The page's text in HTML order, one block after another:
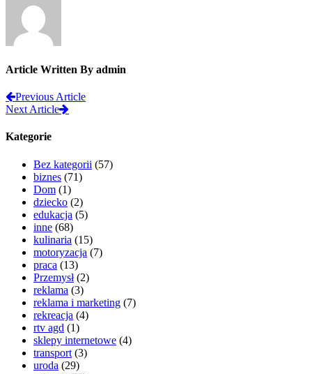
Article Written By admin
Previous Article
Next Article
Kategorie
Bez kategorii (57)
biznes (71)
Dom (1)
dziecko (2)
edukacja (5)
inne (68)
kulinaria (15)
motoryzacja (7)
praca (13)
Przemysł(2)
reklama (3)
reklama i marketing (7)
rekreacja (4)
rtv agd (1)
sklepy internetowe (4)
transport (3)
uroda (29)